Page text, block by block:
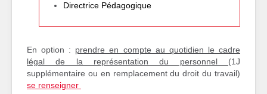
Directrice Pédagogique
En option : prendre en compte au quotidien le cadre
légal de la représentation du personnel (1J
supplémentaire ou en remplacement du droit du travail)
se renseigner